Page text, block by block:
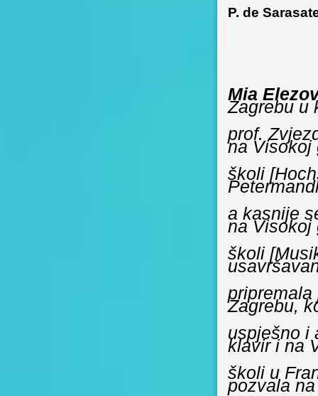
P. de
Mia
Zagrebu u
prof.
na Visokoj
školi
a kasnije
na Visokoj
školi
Zagrebu,
uspješno i
klavir i na
školi u
pozvala